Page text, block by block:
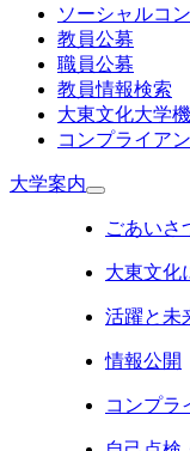
ソーシャルコ
教員公募
職員公募
教員情報検索
大東文化大学
コンプライア
大学案内
ごあいさ
大東文化
活躍と未
情報公開
コンプラ